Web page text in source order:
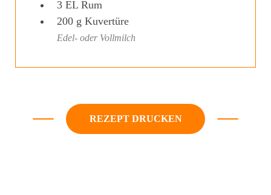
3 EL Rum
200 g Kuvertüre
Edel- oder Vollmilch
REZEPT DRUCKEN